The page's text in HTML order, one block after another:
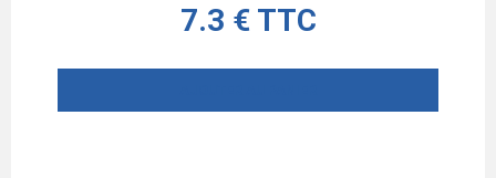
7.3 € TTC